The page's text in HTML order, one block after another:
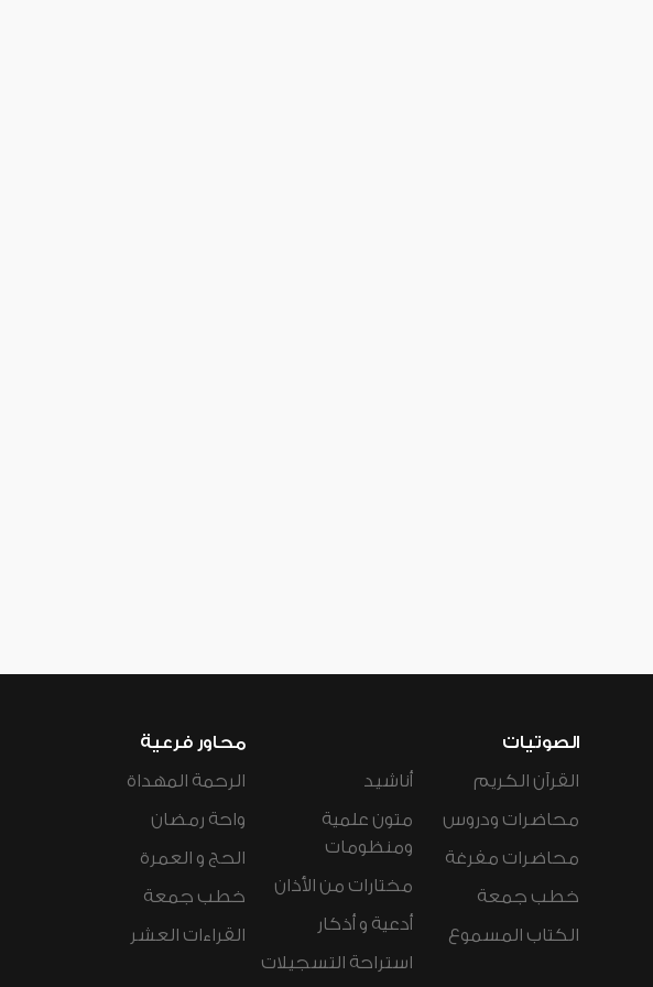
الصوتيات
القرآن الكريم
محاضرات ودروس
محاضرات مفرغة
خطب جمعة
الكتاب المسموع
أناشيد
متون علمية
ومنظومات
مختارات من الأذان
أدعية و أذكار
استراحة التسجيلات
محاور فرعية
الرحمة المهداة
واحة رمضان
الحج و العمرة
خطب جمعة
القراءات العشر